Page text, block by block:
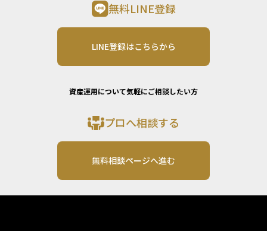
無料LINE登録
LINE登録はこちらから
資産運用について気軽にご相談したい方
プロへ相談する
無料相談ページへ進む